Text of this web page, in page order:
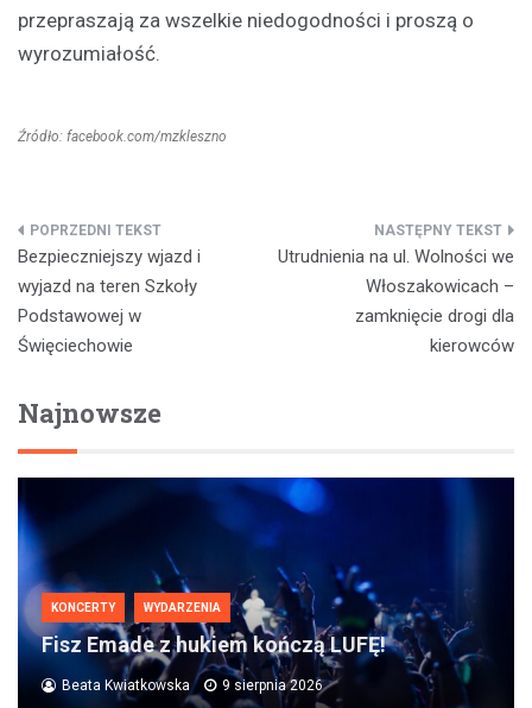
przepraszają za wszelkie niedogodności i proszą o
wyrozumiałość.
Źródło: facebook.com/mzkleszno
Nawigacja
wpisu
Bezpieczniejszy wjazd i
wyjazd na teren Szkoły
Podstawowej w
Święciechowie
Utrudnienia na ul. Wolności we
Włoszakowicach –
zamknięcie drogi dla
kierowców
Najnowsze
KONCERTY WYDARZENIA
Fisz Emade z hukiem kończą LUFĘ!
Beata Kwiatkowska 9 sierpnia 2026